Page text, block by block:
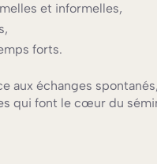
et informelles,
forts.
aux échanges
qui font le cœur du